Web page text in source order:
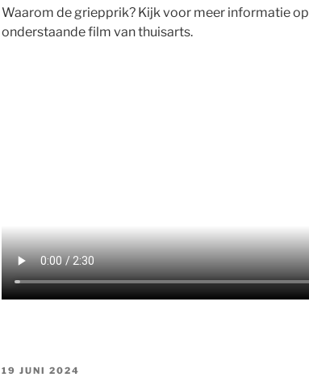
Waarom de griepprik? Kijk voor meer informatie op
onderstaande film van thuisarts.
GEPLAATST
19 JUNI 2024